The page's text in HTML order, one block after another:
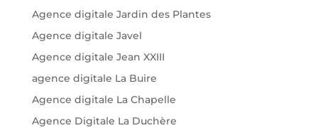
Agence digitale Jardin des Plantes
Agence digitale Javel
Agence digitale Jean XXIII
agence digitale La Buire
Agence digitale La Chapelle
Agence Digitale La Duchère